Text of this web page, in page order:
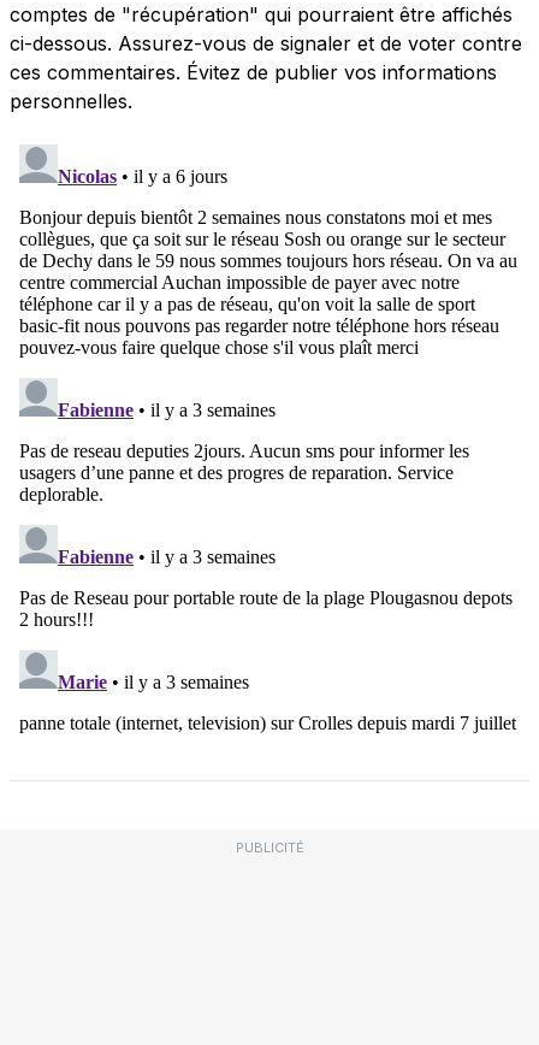
comptes de "récupération" qui pourraient être affichés
ci-dessous. Assurez-vous de signaler et de voter contre
ces commentaires. Évitez de publier vos informations
personnelles.
PUBLICITÉ